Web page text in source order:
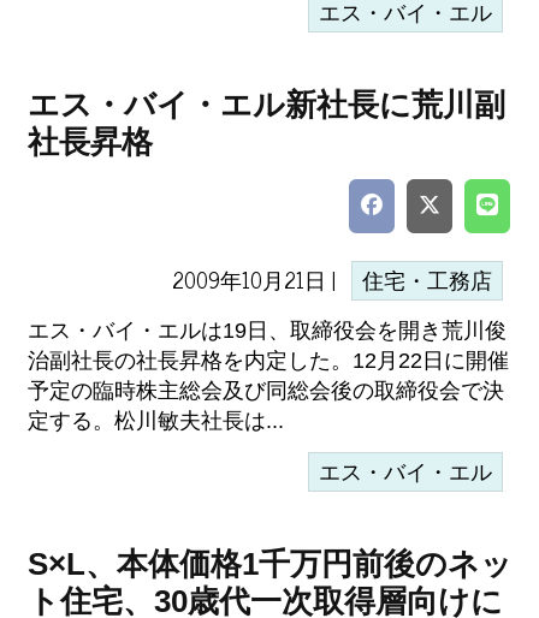
エス・バイ・エル
エス・バイ・エル新社長に荒川副
社長昇格
2009年10月21日 | 住宅・工務店
エス・バイ・エルは19日、取締役会を開き荒川俊
治副社長の社長昇格を内定した。12月22日に開催
予定の臨時株主総会及び同総会後の取締役会で決
定する。松川敏夫社長は...
エス・バイ・エル
S×L、本体価格1千万円前後のネッ
ト住宅、30歳代一次取得層向けに